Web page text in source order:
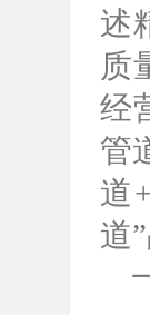
述
质
经
管
道
道